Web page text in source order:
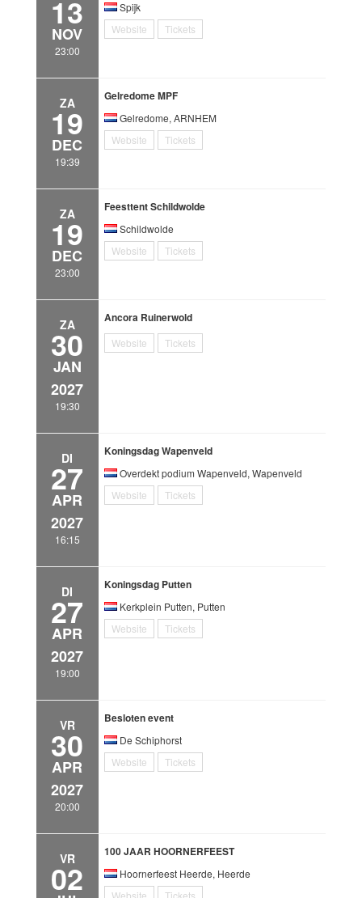
13
NOV
23:00
Spijk
Website
Tickets
ZA
19
DEC
19:39
Gelredome MPF
Gelredome, ARNHEM
Website
Tickets
ZA
19
DEC
23:00
Feesttent Schildwolde
Schildwolde
Website
Tickets
ZA
30
JAN
2027
19:30
Ancora Ruinerwold
Website Tickets
DI
27
APR
2027
16:15
Koningsdag Wapenveld
Overdekt podium Wapenveld, Wapenveld
Website
Tickets
DI
27
APR
2027
19:00
Koningsdag Putten
Kerkplein Putten, Putten
Website
Tickets
VR
30
APR
2027
20:00
Besloten event
De Schiphorst
Website
Tickets
VR
02
100 JAAR HOORNERFEEST
Hoornerfeest Heerde, Heerde
Website
Tickets